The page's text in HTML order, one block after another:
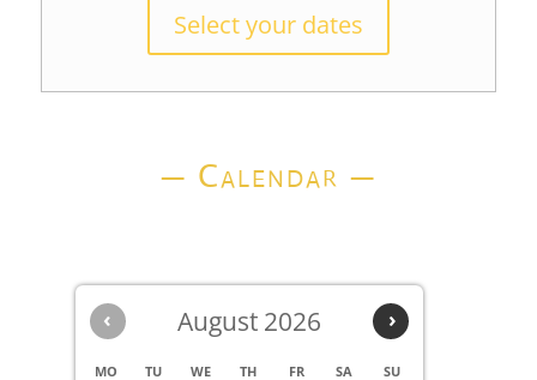
Select your dates
— Calendar —
‹ ›
August 2026
MO TU WE TH FR SA SU